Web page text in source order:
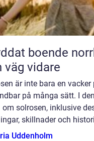
boende norrköping
väg vidare
är inte bara en
på många sätt. I
solrosen, inklusive
skillnader och
Uddenholm